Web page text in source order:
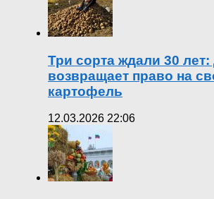
Три сорта ждали 30 лет:
возвращает право на
картофель
12.03.2026 22:06